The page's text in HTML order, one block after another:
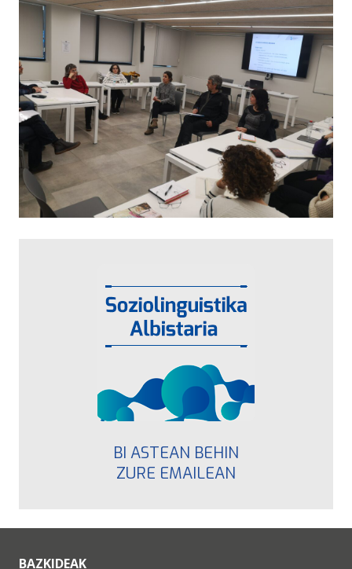
BI ASTEAN BEHIN
ZURE EMAILEAN
BAZKIDEAK